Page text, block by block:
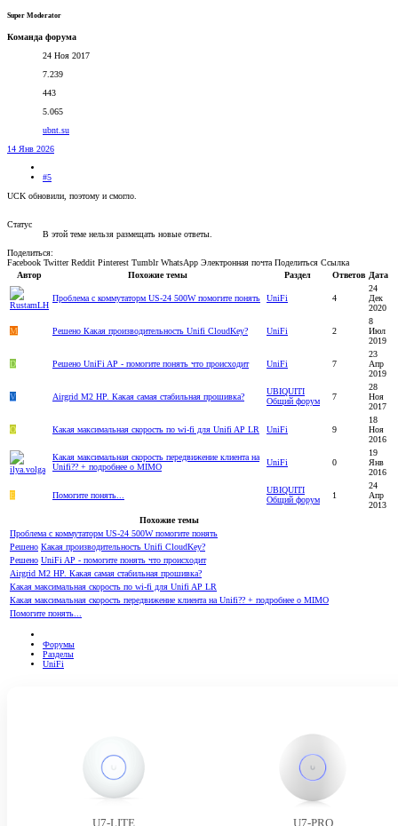
Super Moderator
Команда форума
24 Ноя 2017
7.239
443
5.065
ubnt.su
14 Янв 2026
#5
UCK обновили, поэтому и смогло.
Статус
В этой теме нельзя размещать новые ответы.
Поделиться:
Facebook Twitter Reddit Pinterest Tumblr WhatsApp Электронная почта Поделиться Ссылка
Автор
Похожие темы Раздел Ответов Дата
Проблема с коммутаторм US-24 500W помогите понять UniFi 4
24
Дек
2020
M Решено Какая производительность Unifi CloudKey? UniFi 2
8
Июл
2019
D Решено UniFi AP - помогите понять что происходит UniFi 7
23
Апр
2019
V Airgrid M2 HP. Какая самая стабильная прошивка?
UBIQUITI
Общий форум
7
28
Ноя
2017
O Какая максимальная скорость по wi-fi для Unifi AP LR UniFi 9
18
Ноя
2016
Какая максимальная скорость передвижение клиента на
Unifi?? + подробнее о MIMO
UniFi 0
19
Янв
2016
E Помогите понять...
UBIQUITI
Общий форум
1
24
Апр
2013
Похожие темы
Проблема с коммутаторм US-24 500W помогите понять
Решено Какая производительность Unifi CloudKey?
Решено UniFi AP - помогите понять что происходит
Airgrid M2 HP. Какая самая стабильная прошивка?
Какая максимальная скорость по wi-fi для Unifi AP LR
Какая максимальная скорость передвижение клиента на Unifi?? + подробнее о MIMO
Помогите понять...
Форумы
Разделы
UniFi
U7-LITE U7-PRO